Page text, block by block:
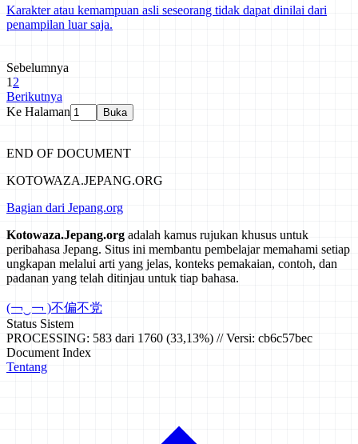
Karakter atau kemampuan asli seseorang tidak dapat dinilai dari
penampilan luar saja.
Sebelumnya
1 2
Berikutnya
Ke Halaman
Buka
END OF DOCUMENT
KOTOWAZA.JEPANG.ORG
Bagian dari Jepang.org
Kotowaza.Jepang.org adalah kamus rujukan khusus untuk
peribahasa Jepang. Situs ini membantu pembelajar memahami setiap
ungkapan melalui arti yang jelas, konteks pemakaian, contoh, dan
padanan yang telah ditinjau untuk tiap bahasa.
(￢‿￢ )不偏不党
Status Sistem
PROCESSING: 583 dari 1760 (33,13%) // Versi: cb6c57bec
Document Index
Tentang